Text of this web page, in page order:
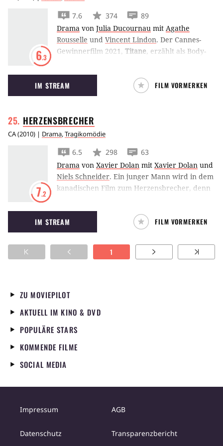
6.3
7.6 374
89
Drama von Julia Ducournau mit Agathe
Rousselle und Vincent Lindon. Der Cannes-
Gewinnerfilm 2021, Titane, erzählt als Body-
Serienkillerin, die eine körperliche
Verbindung zu Fahrzeugen hat und die
Identität eines verschwundenen Sohnes
IM STREAM FILM VORMERKEN
HERZENSBRECHER
CA(2010) | Drama,Tragikomödie
7.2
6.5 298
63
Drama von Xavier Dolan mit Xavier Dolan und
Niels Schneider. Ein junger Mann wird in dem
kanadischen Film zum Herzensbrecher, denn
Francis, gleichermaßen den Kopf. Stilisiert
inszenierter Liebesreigen von Xavier Dolan.
IM STREAM FILM VORMERKEN
1
ZU MOVIEPILOT
AKTUELL IM KINO & DVD
POPULÄRE STARS
KOMMENDE FILME
SOCIAL MEDIA
Impressum AGB
Datenschutz Transparenzbericht